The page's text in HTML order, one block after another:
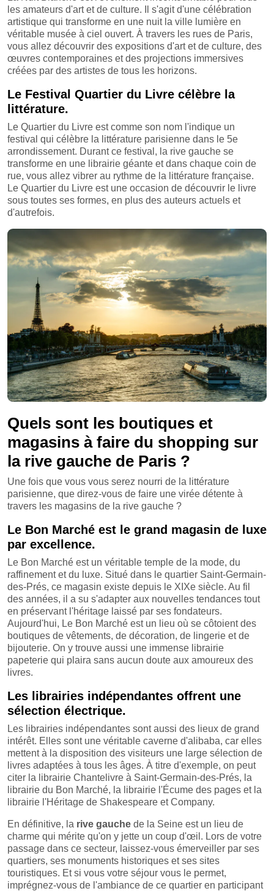
les amateurs d'art et de culture. Il s'agit d'une célébration
artistique qui transforme en une nuit la ville lumière en
véritable musée à ciel ouvert. À travers les rues de Paris,
vous allez découvrir des expositions d'art et de culture, des
œuvres contemporaines et des projections immersives
créées par des artistes de tous les horizons.
Le Festival Quartier du Livre célèbre la
littérature.
Le Quartier du Livre est comme son nom l'indique un
festival qui célèbre la littérature parisienne dans le 5e
arrondissement. Durant ce festival, la rive gauche se
transforme en une librairie géante et dans chaque coin de
rue, vous allez vibrer au rythme de la littérature française.
Le Quartier du Livre est une occasion de découvrir le livre
sous toutes ses formes, en plus des auteurs actuels et
d'autrefois.
Quels sont les boutiques et
magasins à faire du shopping sur
la rive gauche de Paris ?
Une fois que vous vous serez nourri de la littérature
parisienne, que direz-vous de faire une virée détente à
travers les magasins de la rive gauche ?
Le Bon Marché est le grand magasin de luxe
par excellence.
Le Bon Marché est un véritable temple de la mode, du
raffinement et du luxe. Situé dans le quartier Saint-Germain-
des-Prés, ce magasin existe depuis le XIXe siècle. Au fil
des années, il a su s'adapter aux nouvelles tendances tout
en préservant l'héritage laissé par ses fondateurs.
Aujourd'hui, Le Bon Marché est un lieu où se côtoient des
boutiques de vêtements, de décoration, de lingerie et de
bijouterie. On y trouve aussi une immense librairie
papeterie qui plaira sans aucun doute aux amoureux des
livres.
Les librairies indépendantes offrent une
sélection électrique.
Les librairies indépendantes sont aussi des lieux de grand
intérêt. Elles sont une véritable caverne d'alibaba, car elles
mettent à la disposition des visiteurs une large sélection de
livres adaptées à tous les âges. À titre d'exemple, on peut
citer la librairie Chantelivre à Saint-Germain-des-Prés, la
librairie du Bon Marché, la librairie l'Écume des pages et la
librairie l'Héritage de Shakespeare et Company.
En définitive, la rive gauche de la Seine est un lieu de
charme qui mérite qu'on y jette un coup d'œil. Lors de votre
passage dans ce secteur, laissez-vous émerveiller par ses
quartiers, ses monuments historiques et ses sites
touristiques. Et si vous votre séjour vous le permet,
imprégnez-vous de l'ambiance de ce quartier en participant